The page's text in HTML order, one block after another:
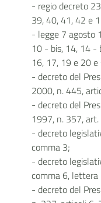
- regio decreto
39, 40, 41, 42 e
- legge 7 agosto
10 - bis, 14, 14 -
16, 17, 19 e 20
- decreto del
2000, n. 445,
- decreto del
1997, n. 357, art.
- decreto
comma 3;
- decreto
comma 6, lettera
- decreto del